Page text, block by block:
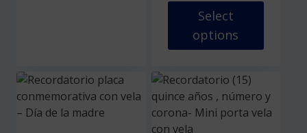
pueden
elegir
en
Select
options
producto
múltiples
variantes.